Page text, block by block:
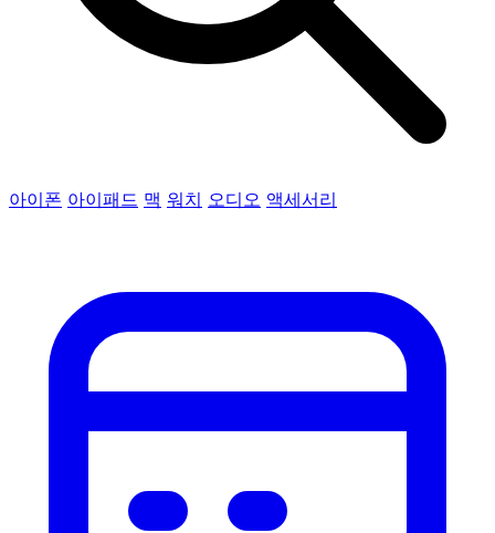
아이폰 아이패드 맥 워치 오디오 액세서리